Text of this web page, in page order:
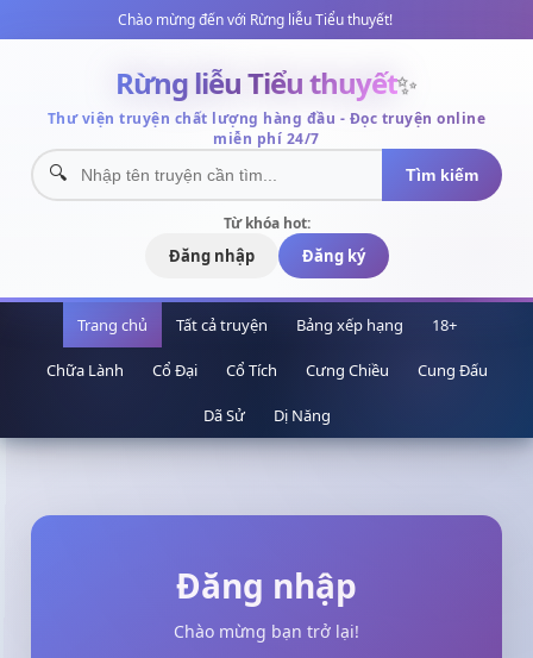
Chào mừng đến với Rừng liễu Tiểu thuyết!
Rừng liễu Tiểu thuyết✨
Thư viện truyện chất lượng hàng đầu - Đọc truyện online
miễn phí 24/7
Tìm kiếm
Từ khóa hot:
Đăng nhập Đăng ký
Trang chủ Tất cả truyện Bảng xếp hạng 18+
Chữa Lành Cổ Đại Cổ Tích Cưng Chiều Cung Đấu
Dã Sử Dị Năng
Đăng nhập
Chào mừng bạn trở lại!